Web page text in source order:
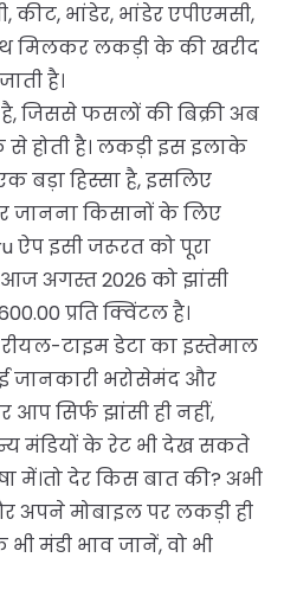
भांडेर, भांडेर एपीएमसी,
मिलकर लकड़ी के की खरीद
है।
जिससे फसलों की बिक्री अब
से होती है। लकड़ी इस इलाके
बड़ा हिस्सा है, इसलिए
जानना किसानों के लिए
ऐप इसी जरूरत को पूरा
अगस्त 2026 को झांसी
प्रति क्विंटल है।
टाइम डेटा का इस्तेमाल
जानकारी भरोसेमंद और
आप सिर्फ झांसी ही नहीं,
मंडियों के रेट भी देख सकते
में।तो देर किस बात की? अभी
अपने मोबाइल पर लकड़ी ही
मंडी भाव जानें, वो भी